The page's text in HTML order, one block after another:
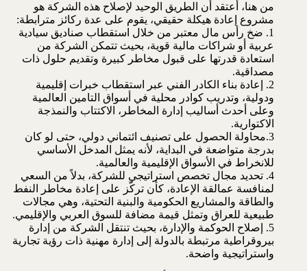
من هنا، أعتقد أن الطريق الوحيد لإصلاح هذه الشركة هو
مشروع إعادة هيكلة حقيقي، يقوم على عدة ركائز مترابطة:
1. ضخ رأس مال معتبر من خلال استقطاب صناديق سيادية
عربية أو شراكات مالية قوية، بحيث تتمكن الشركة من
استعادة قدرتها على قبول مخاطر كبيرة وتقديم حلول ذات
مصداقية.
2. إعادة بناء الكادر الفني عبر استقطاب خبرات إقليمية
ودولية، وتدريب كوادر محلية في أسواق التامين العالمية
وعلى أحدث أساليب إدارة المخاطر، الاكتتاب والنمذجة
الاكتوارية.
3.محاولة الحصول على تصنيف ائتماني دولي، حتى لو كان
بدرجة متواضعة في البداية، لأنه يمثل المدخل الأساسي
للانخراط في الأسواق الإقليمية والعالمية.
4. تحديد مجال تخصص استراتيجي للشركة، بدلاً من السعي
لمنافسة عمالقة الإعادة، كأن تركّز على إعادة مخاطر النفط
والطاقة والمشاريع الحكومية والبنية التحتية، وهي مجالات
طبيعية للعراق وتمثل قيمة مضافة للسوق العربي والإقليمي.
5. إصلاح الحوكمة والإدارة، بحيث تنتقل الشركة من إدارة
بيروقراطية مرتبطة بالدولة إلى إدارة مهنية ذات رؤية تجارية
واستراتيجية واضحة.